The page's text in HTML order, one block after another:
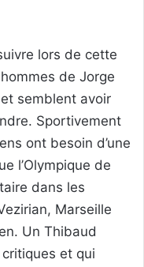
lors de cette
de Jorge
semblent avoir
Sportivement
ont besoin d’une
l’Olympique de
dans les
Marseille
Un Thibaud
critiques et qui